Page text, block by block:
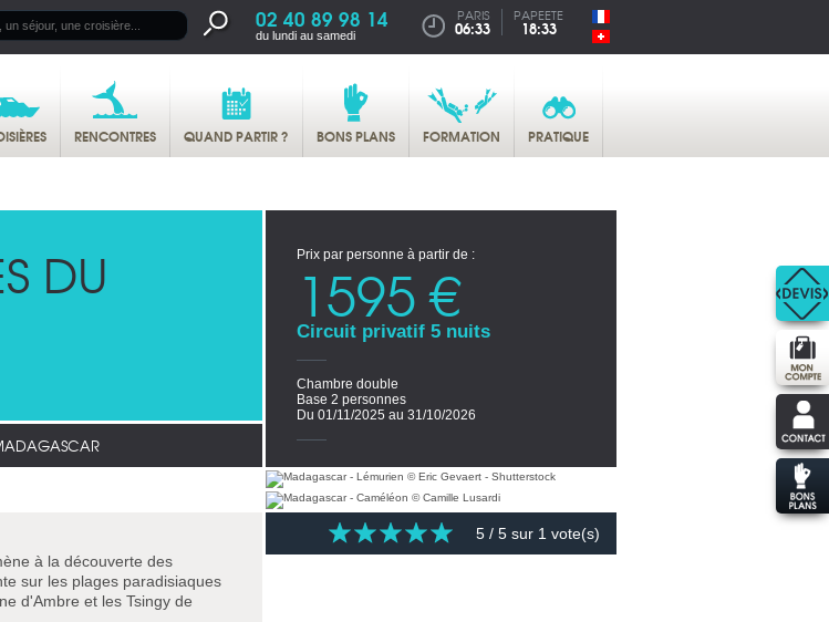
02 40 89 98 14
du lundi au samedi
PARIS
06:33
PAPEETE
18:33
RENCONTRES QUAND PARTIR ? BONS PLANS FORMATION PRATIQUE
DU Prix par personne à partir de :
1595 €
Circuit privatif 5 nuits
Chambre double
Base 2 personnes
Du 01/11/2025 au 31/10/2026
à la découverte des
sur les plages paradisiaques
d'Ambre et les Tsingy de
5 / 5 sur 1 vote(s)